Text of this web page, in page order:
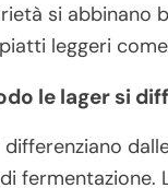
si abbinano
leggeri
le lager si
differenziano
fermentazione.